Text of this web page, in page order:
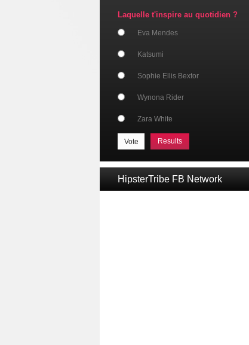
Laquelle t'inspire au quotidien ?
Eva Mendes
Katsumi
Sophie Ellis Bextor
Wynona Rider
Zara White
Results
HipsterTribe FB Network